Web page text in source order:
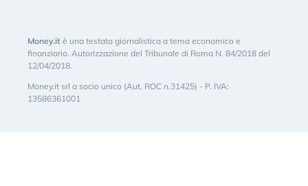
Money.it è una testata giornalistica a tema economico e
finanziario. Autorizzazione del Tribunale di Roma N. 84/2018 del
12/04/2018.
Money.it srl a socio unico (Aut. ROC n.31425) - P. IVA:
13586361001